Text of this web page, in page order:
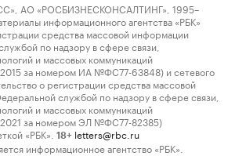
АО «РОСБИЗНЕСКОНСАЛТИНГ», 1995–
информационного агентства «РБК»
средства массовой информации
по надзору в сфере связи,
и массовых коммуникаций
за номером ИА №ФС77-63848) и сетевого
о регистрации средства массовой
службой по надзору в сфере связи,
и массовых коммуникаций
за номером ЭЛ №ФС77-82385)
«РБК».
18+ letters@rbc.ru
информационное агентство «РБК».